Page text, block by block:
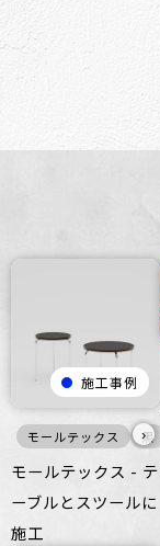
施工事例
モールテックス 黒
›
モールテックス - テ
ーブルとスツールに
施工